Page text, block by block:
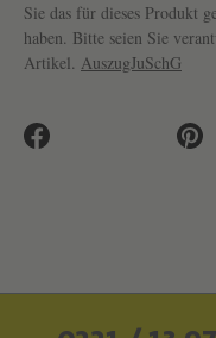
Sie das für dieses Produkt
haben. Bitte seien Sie
Artikel. AuszugJuSchG